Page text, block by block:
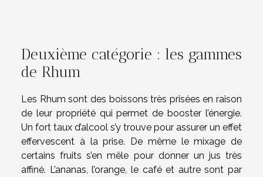
Deuxième catégorie : les gammes
de Rhum
Les Rhum sont des boissons très prisées en raison
de leur propriété qui permet de booster l’énergie.
Un fort taux d’alcool s’y trouve pour assurer un effet
effervescent à la prise. De même le mixage de
certains fruits s’en mêle pour donner un jus très
affiné. L’ananas, l’orange, le café et autre sont par